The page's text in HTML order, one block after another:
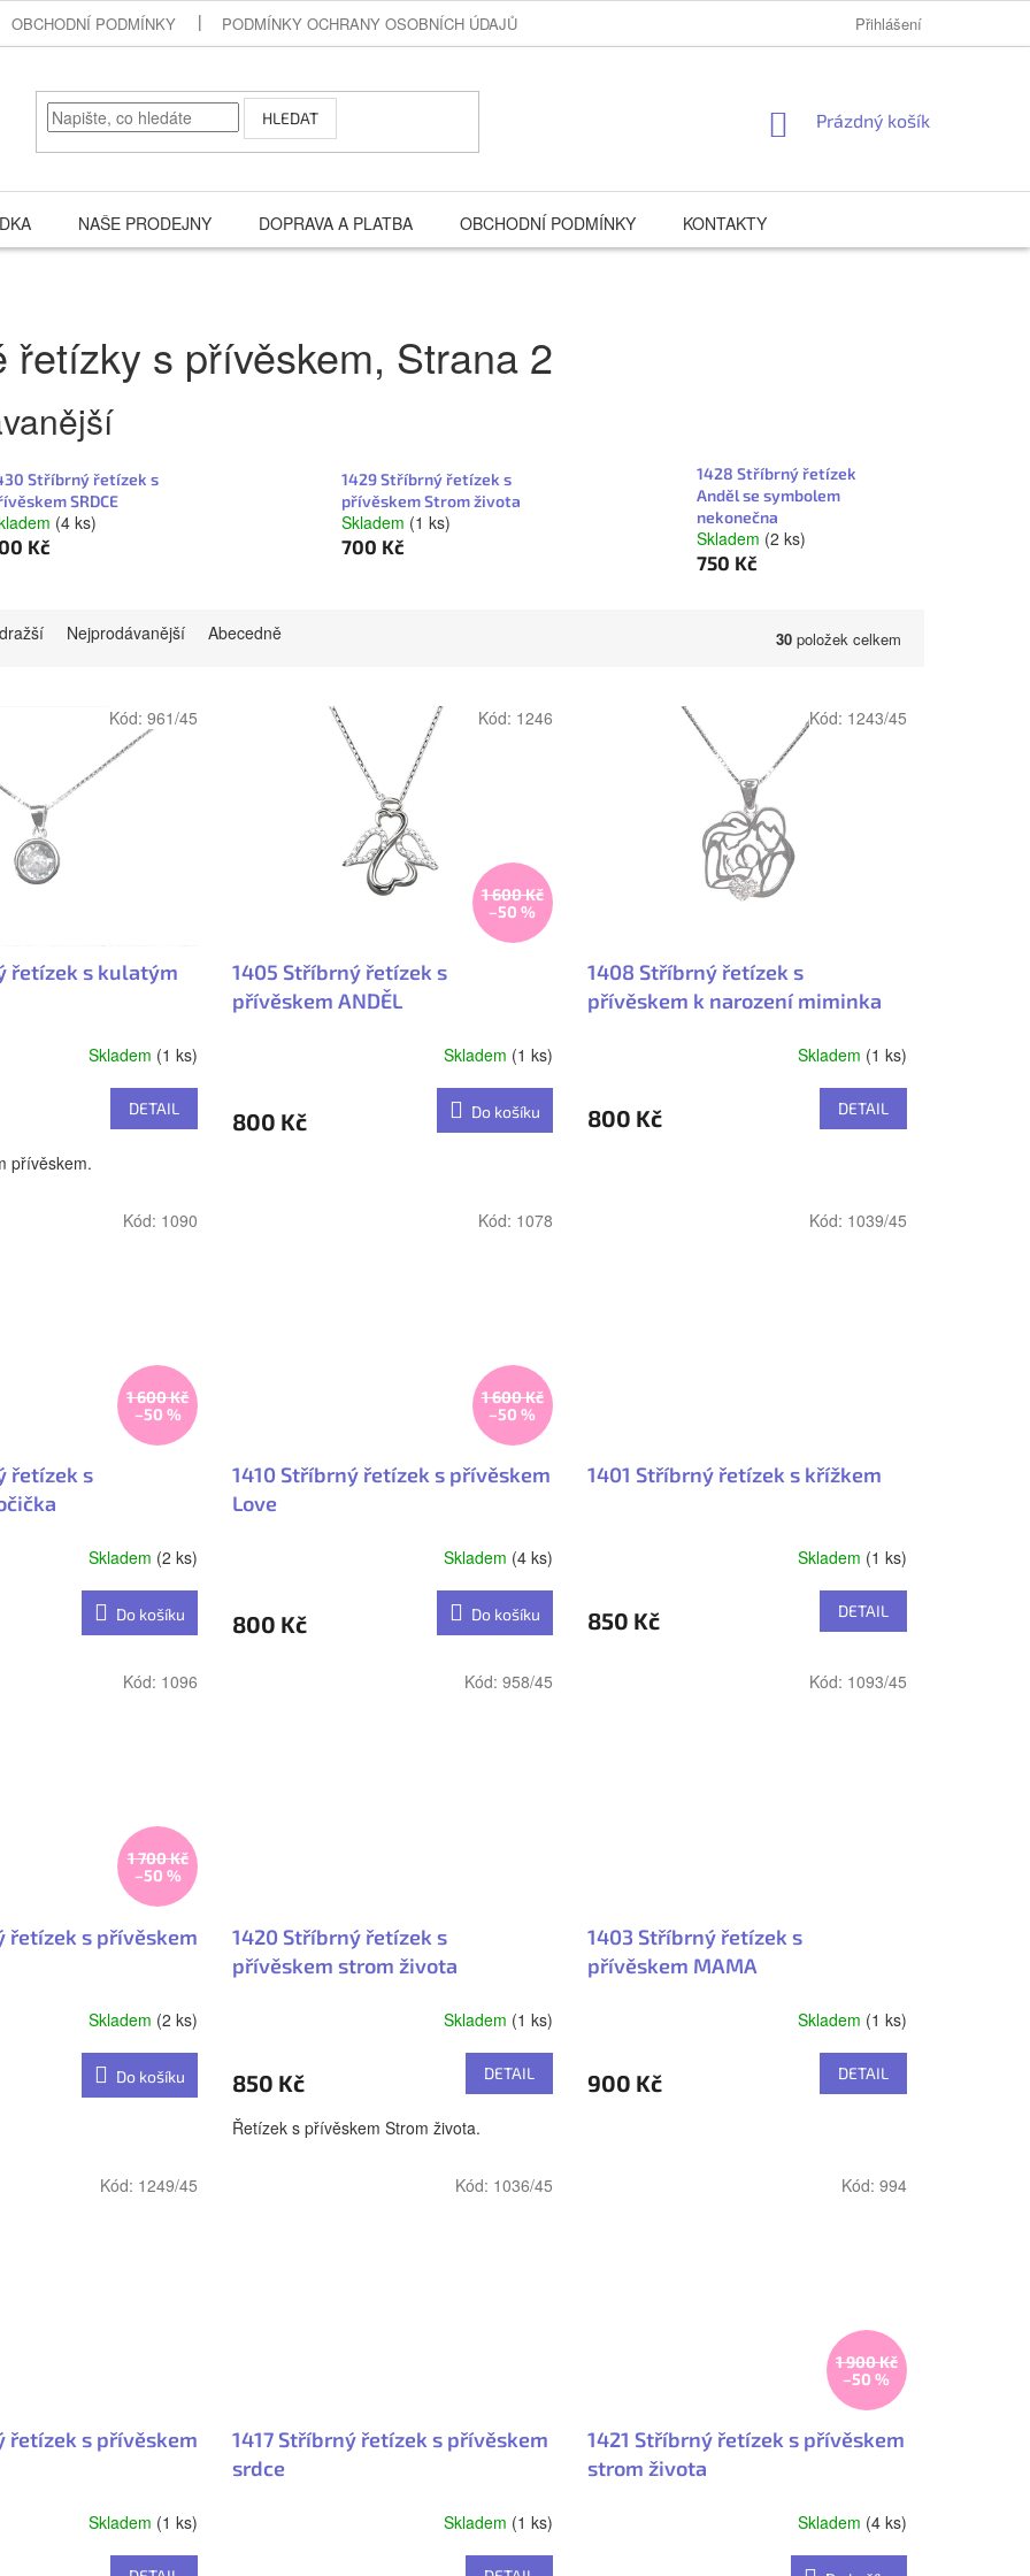
OBCHODNÍ PODMÍNKY PODMÍNKY OCHRANY OSOBNÍCH ÚDAJŮ Přihlášení
HLEDAT
NÁKUPNÍ
Prázdný košík
NAŠE PRODEJNY DOPRAVA A PLATBA OBCHODNÍ PODMÍNKY KONTAKTY
řetízky s přívěskem, Strana 2
Stříbrný řetízek s
SRDCE
(4 ks)
Kč
1429 Stříbrný řetízek s
přívěskem Strom života
Skladem (1 ks)
700 Kč
1428 Stříbrný řetízek
Anděl se symbolem
nekonečna
Skladem (2 ks)
750 Kč
Nejprodávanější Abecedně 30 položek celkem
řetízek s kulatým
Skladem (1 ks)
DETAIL
přívěskem.
Kód:961/45
1 600 Kč
–50 %
1405 Stříbrný řetízek s
přívěskem ANDĚL
je
Skladem (1 ks)
800 Kč Do košíku
Kód: 1246
1408 Stříbrný řetízek s
přívěskem k narození miminka
je
Skladem (1 ks)
800 Kč DETAIL
Kód: 1243/45
1 600 Kč
–50 %
řetízek s
Skladem (2 ks)
Do košíku
Kód: 1090
1 600 Kč
–50 %
1410 Stříbrný řetízek s přívěskem
Love
je
Skladem (4 ks)
800 Kč Do košíku
Kód: 1078
1401 Stříbrný řetízek s křížkem
Skladem (1 ks)
850 Kč DETAIL
Kód: 1039/45
1 700 Kč
–50 %
řetízek s přívěskem
Skladem (2 ks)
Do košíku
Kód: 1096
1420 Stříbrný řetízek s
přívěskem strom života
Skladem (1 ks)
850 Kč DETAIL
Řetízek s přívěskem Strom života.
Kód: 958/45
1403 Stříbrný řetízek s
přívěskem MAMA
Skladem (1 ks)
900 Kč DETAIL
Kód: 1093/45
řetízek s přívěskem
Skladem (1 ks)
Kód: 1249/45
1417 Stříbrný řetízek s přívěskem
srdce
Skladem (1 ks)
Kód: 1036/45
1 900 Kč
–50 %
1421 Stříbrný řetízek s přívěskem
strom života
Skladem (4 ks)
Kód: 994